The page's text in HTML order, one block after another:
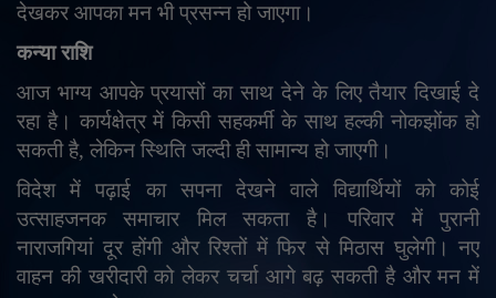
देखकर आपका मन भी प्रसन्न हो जाएगा।
कन्या राशि
आज भाग्य आपके प्रयासों का साथ देने के लिए तैयार दिखाई दे
रहा है। कार्यक्षेत्र में किसी सहकर्मी के साथ हल्की नोकझोंक हो
सकती है, लेकिन स्थिति जल्दी ही सामान्य हो जाएगी।
विदेश में पढ़ाई का सपना देखने वाले विद्यार्थियों को कोई
उत्साहजनक समाचार मिल सकता है। परिवार में पुरानी
नाराजगियां दूर होंगी और रिश्तों में फिर से मिठास घुलेगी। नए
वाहन की खरीदारी को लेकर चर्चा आगे बढ़ सकती है और मन में